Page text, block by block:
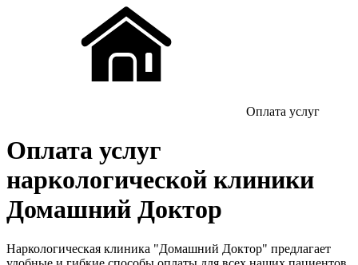
Оплата услуг
Оплата услуг
наркологической клиники
Домашний Доктор
Наркологическая клиника "Домашний Доктор" предлагает